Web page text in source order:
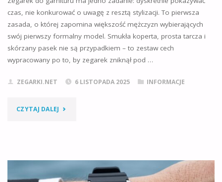
czas, nie konkurować o uwagę z resztą stylizacji. To pierwsza
zasada, o której zapomina większość mężczyzn wybierających
swój pierwszy formalny model. Smukła koperta, prosta tarcza i
skórzany pasek nie są przypadkiem – to zestaw cech
wypracowany po to, by zegarek zniknął pod …
ZEGARKI.NET 6 LISTOPADA 2025 INFORMACJE
CZYTAJ DALEJ "ZEGAREK
KOMPLETNY